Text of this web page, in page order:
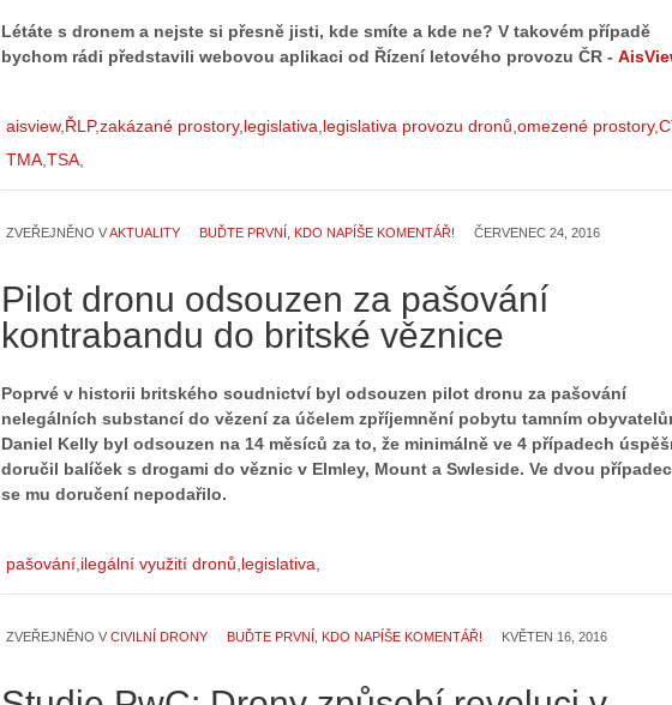
Létáte s dronem a nejste si přesně jisti, kde smíte a kde ne? V takovém případě
bychom rádi představili webovou aplikaci od Řízení letového provozu ČR -
aisview ŘLP zakázané prostory legislativa legislativa provozu dronů omezené prostory
TMA TSA
ZVEŘEJNĚNO VAKTUALITY BUĎTE PRVNÍ, KDO NAPÍŠE KOMENTÁŘ! ČERVENEC 24, 2016
Pilot dronu odsouzen za pašování
kontrabandu do britské věznice
Poprvé v historii britského soudnictví byl odsouzen pilot dronu za pašování
nelegálních substancí do vězení za účelem zpříjemnění pobytu tamním
Daniel Kelly byl odsouzen na 14 měsíců za to, že minimálně ve 4 případech
doručil balíček s drogami do věznic v Elmley, Mount a Swleside. Ve dvou
se mu doručení nepodařilo.
pašování ilegální využití dronů legislativa
ZVEŘEJNĚNO V CIVILNÍ DRONY BUĎTE PRVNÍ, KDO NAPÍŠE KOMENTÁŘ! KVĚTEN 16, 2016
P
Z
h
r
i
e
r
s
V
e
-
á
l
:
a